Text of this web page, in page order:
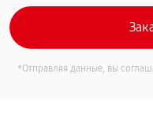
*Отправляя данные, вы